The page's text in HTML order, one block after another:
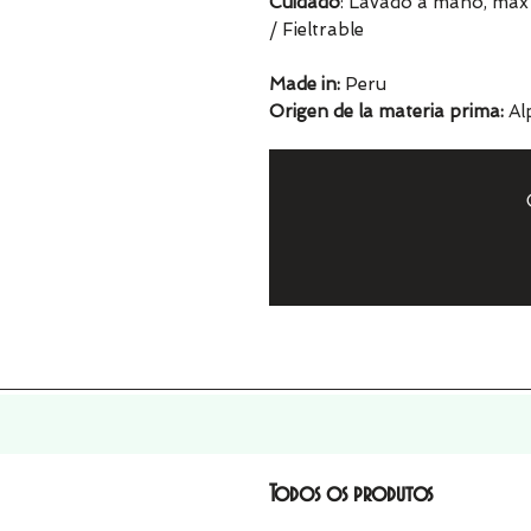
/ Fieltrable
Made in: Peru
Origen de la materia prima:
Todos os produtos